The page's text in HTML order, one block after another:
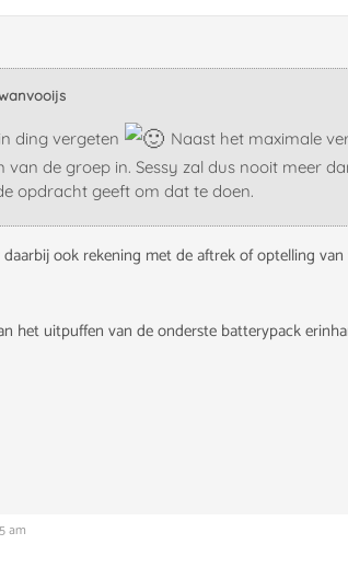
ding vergeten
Naast het maximale
van de groep in. Sessy zal dus nooit meer
opdracht geeft om dat te doen.
daarbij ook rekening met de aftrek of optelling
het uitpuffen van de onderste batterypack
am